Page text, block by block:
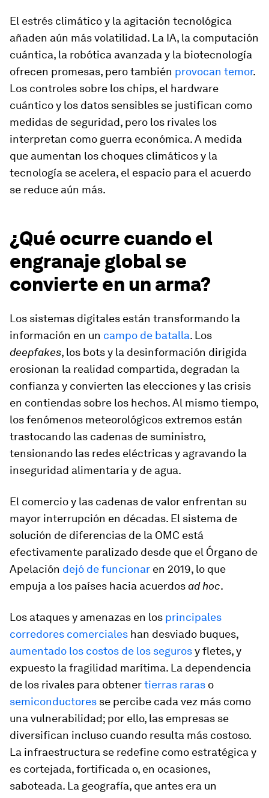
El estrés climático y la agitación tecnológica
añaden aún más volatilidad. La IA, la computación
cuántica, la robótica avanzada y la biotecnología
ofrecen promesas, pero también provocan temor.
Los controles sobre los chips, el hardware
cuántico y los datos sensibles se justifican como
medidas de seguridad, pero los rivales los
interpretan como guerra económica. A medida
que aumentan los choques climáticos y la
tecnología se acelera, el espacio para el acuerdo
se reduce aún más.
¿Qué ocurre cuando el
engranaje global se
convierte en un arma?
Los sistemas digitales están transformando la
información en un campo de batalla. Los
deepfakes, los bots y la desinformación dirigida
erosionan la realidad compartida, degradan la
confianza y convierten las elecciones y las crisis
en contiendas sobre los hechos. Al mismo tiempo,
los fenómenos meteorológicos extremos están
trastocando las cadenas de suministro,
tensionando las redes eléctricas y agravando la
inseguridad alimentaria y de agua.
El comercio y las cadenas de valor enfrentan su
mayor interrupción en décadas. El sistema de
solución de diferencias de la OMC está
efectivamente paralizado desde que el Órgano de
Apelación dejó de funcionar en 2019, lo que
empuja a los países hacia acuerdosad hoc.
Los ataques y amenazas en los principales
corredores comerciales han desviado buques,
aumentado los costos de los segurosy fletes, y
expuesto la fragilidad marítima. La dependencia
de los rivales para obtenertierras raras o
semiconductores se percibe cada vez más como
una vulnerabilidad; por ello, las empresas se
diversifican incluso cuando resulta más costoso.
La infraestructura se redefine como estratégica y
es cortejada, fortificada o, en ocasiones,
saboteada. La geografía, que antes era un